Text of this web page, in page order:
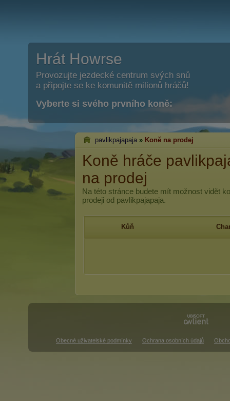
Hrát Howrse
Provozujte jezdecké centrum svých snů
a připojte se ke komunitě milionů hráčů!
Vyberte si svého prvního koně:
pavlikpajapaja » Koně na prodej
Koně hráče
na prodej
Na této stránce budete mít možnost vidět
prodeji od pavlikpajapaja.
Kůň
Obecné uživatelské podmínky Ochrana osobních údajů